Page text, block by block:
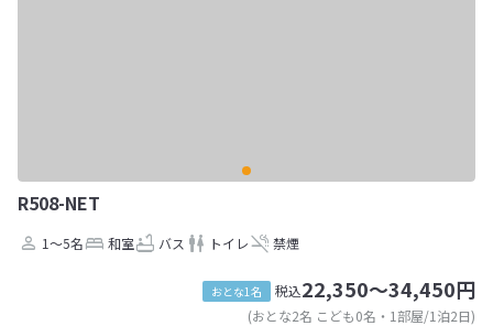
R508-NET
1～5名 和室 バス トイレ 禁煙
おとな1名 税込22,350～34,450円
(おとな2名 こども0名・1部屋/1泊2日)